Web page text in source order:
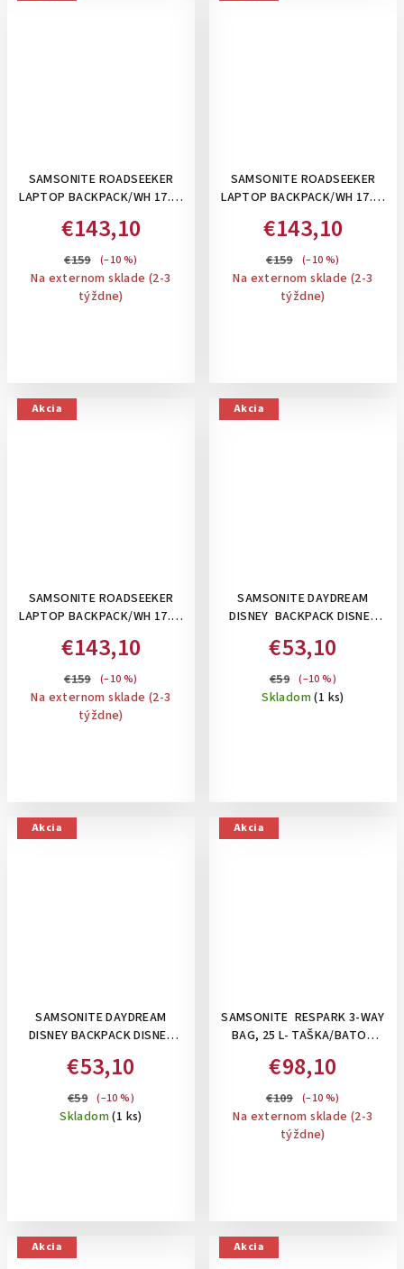
SAMSONITE ROADSEEKER
LAPTOP BACKPACK/WH 17.3"
BATOH NA KOLIESKACH,
TMAVÁ OLIVOVÁ
€143,10
€159 (–10 %)
Na externom sklade (2-3
týždne)
SAMSONITE ROADSEEKER
LAPTOP BACKPACK/WH 17.3"
BATOH NA KOLIESKACH
€143,10
€159 (–10 %)
Na externom sklade (2-3
týždne)
Akcia
SAMSONITE ROADSEEKER
LAPTOP BACKPACK/WH 17.3"
BATOH NA KOLIESKACH,
MODRÝ
€143,10
€159 (–10 %)
Na externom sklade (2-3
týždne)
Akcia
SAMSONITE DAYDREAM
DISNEY BACKPACK DISNEY
RUKSAK , MODRÝ MICKEY
€53,10
€59 (–10 %)
Skladom(1 ks)
Akcia
SAMSONITE DAYDREAM
DISNEY BACKPACK DISNEY
DETSKÝ RUKSAK , RUŽOVÝ
MINNIE
€53,10
€59 (–10 %)
Skladom(1 ks)
Akcia
SAMSONITE RESPARK 3-WAY
BAG, 25 L- TAŠKA/BATOH
BLACK
€98,10
€109 (–10 %)
Na externom sklade (2-3
týždne)
Akcia Akcia